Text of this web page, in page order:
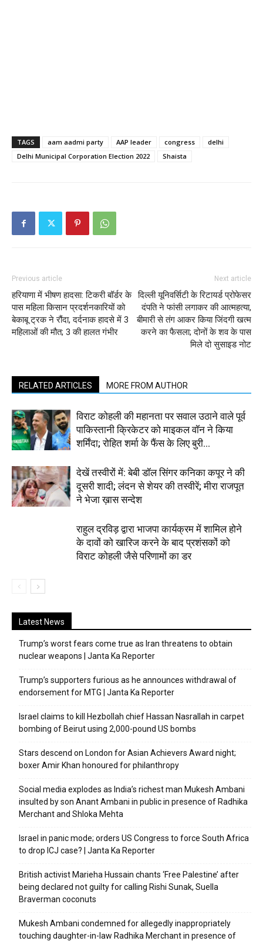
TAGS aam aadmi party AAP leader congress
delhi
Delhi Municipal Corporation Election 2022
Shaista
Previous article
हरियाणा में भीषण हादसा: टिकरी बॉर्डर के
पास महिला किसान प्रदर्शनकारियों को
बेकाबू ट्रक ने रौंदा, दर्दनाक हादसे में 3
महिलाओं की मौत; 3 की हालत गंभीर
Next article
दिल्ली यूनिवर्सिटी के रिटायर्ड प्रोफेसर
दंपति ने फांसी लगाकर की आत्महत्या,
बीमारी से तंग आकर किया जिंदगी खत्म
करने का फैसला; दोनों के शव के पास
मिले दो सुसाइड नोट
RELATED ARTICLES MORE FROM AUTHOR
विराट कोहली की महानता पर सवाल उठाने वाले पूर्व
पाकिस्तानी क्रिकेटर को माइकल वॉन ने किया
शर्मिंदा; रोहित शर्मा के फैंस के लिए बुरी...
देखें तस्वीरों में: बेबी डॉल सिंगर कनिका कपूर ने की
दूसरी शादी; लंदन से शेयर की तस्वीरें; मीरा राजपूत
ने भेजा ख़ास सन्देश
राहुल द्रविड़ द्वारा भाजपा कार्यक्रम में शामिल होने
के दावों को खारिज करने के बाद प्रशंसकों को
विराट कोहली जैसे परिणामों का डर
Latest News
Trump’s worst fears come true as Iran threatens to obtain
nuclear weapons | Janta Ka Reporter
Trump’s supporters furious as he announces withdrawal of
endorsement for MTG | Janta Ka Reporter
Israel claims to kill Hezbollah chief Hassan Nasrallah in carpet
bombing of Beirut using 2,000-pound US bombs
Stars descend on London for Asian Achievers Award night;
boxer Amir Khan honoured for philanthropy
Social media explodes as India’s richest man Mukesh Ambani
insulted by son Anant Ambani in public in presence of Radhika
Merchant and Shloka Mehta
Israel in panic mode; orders US Congress to force South Africa
to drop ICJ case? | Janta Ka Reporter
British activist Marieha Hussain chants ‘Free Palestine’ after
being declared not guilty for calling Rishi Sunak, Suella
Braverman coconuts
Mukesh Ambani condemned for allegedly inappropriately
touching daughter-in-law Radhika Merchant in presence of